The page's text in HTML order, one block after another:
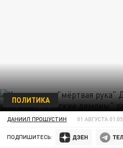
ПОЛИТИКА
ДАНИИЛ ПРОШУСТИН 01 АВГУСТА 01:05
ПОДПИШИТЕСЬ: